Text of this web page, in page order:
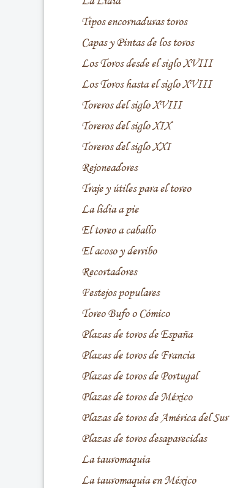
Tipos encornaduras toros
Capas y Pintas de los toros
Los Toros desde el siglo XVIII
Los Toros hasta el siglo XVIII
Toreros del siglo XVIII
Toreros del siglo XIX
Toreros del siglo XXI
Rejoneadores
Traje y útiles para el toreo
La lidia a pie
El toreo a caballo
El acoso y derribo
Recortadores
Festejos populares
Toreo Bufo o Cómico
Plazas de toros de España
Plazas de toros de Francia
Plazas de toros de Portugal
Plazas de toros de México
Plazas de toros de América del Sur
Plazas de toros desaparecidas
La tauromaquia
La tauromaquia en México